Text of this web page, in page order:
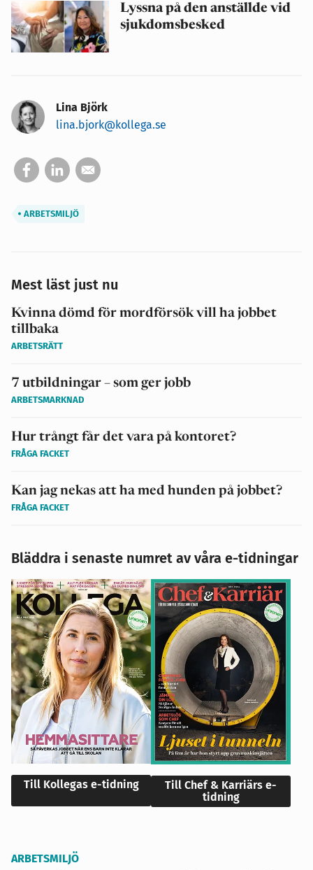
Lyssna på den anställde vid
sjukdomsbesked
Lina Björk
lina.bjork@kollega.se
ARBETSMILJÖ
Mest läst just nu
Kvinna dömd för mordförsök vill ha jobbet
tillbaka
ARBETSRÄTT
7 utbildningar – som ger jobb
ARBETSMARKNAD
Hur trångt får det vara på kontoret?
FRÅGA FACKET
Kan jag nekas att ha med hunden på jobbet?
FRÅGA FACKET
Bläddra i senaste numret av våra e-tidningar
Till Kollegas e-tidning
Till Chef & Karriärs e-
tidning
ARBETSMILJÖ